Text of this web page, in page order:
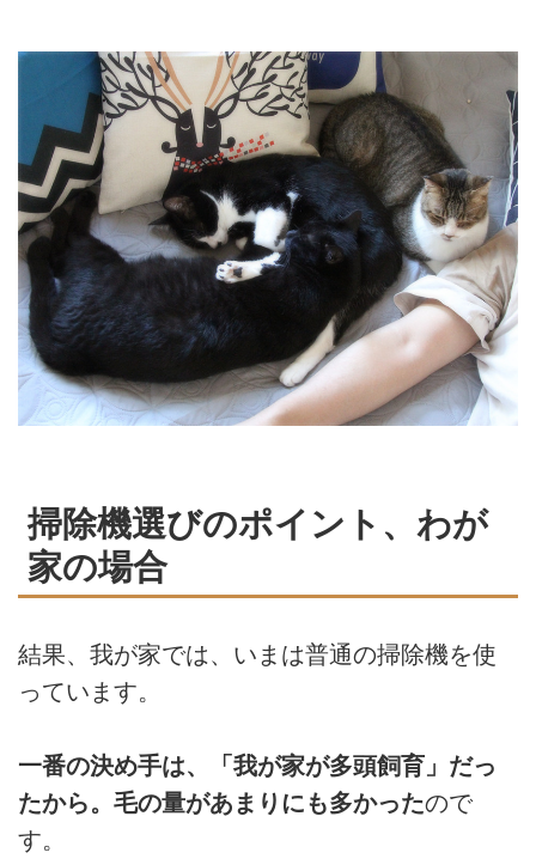
掃除機選びのポイント、わが
家の場合
結果、我が家では、いまは普通の掃除機を使
っています。
一番の決め手は、「我が家が多頭飼育」だっ
たから。毛の量があまりにも多かったので
す。